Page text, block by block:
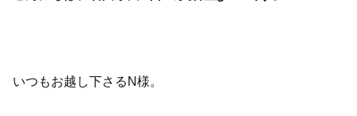
いつもお越し下さるN様。